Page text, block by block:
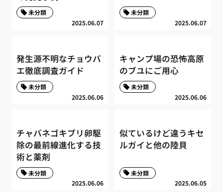
2025.06.07
未分類
2025.06.07
未分類
発生源不明なチョウバ
エ徹底調査ガイド
2025.06.06
未分類
キャンプ場の恐怖高原
のブユにご用心
2025.06.06
未分類
チャバネゴキブリ卵駆
除の最前線進化する技
術と薬剤
2025.06.06
未分類
似ているけど違うキセ
ルガイと他の陸貝
2025.06.05
未分類